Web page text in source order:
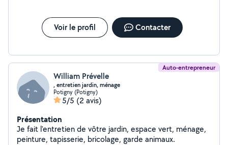
Voir le profil Contacter
Auto-entrepreneur
William Prévelle
, entretien jardin, ménage
Potigny (Potigny)
5/5 (2 avis)
Présentation
Je fait l'entretien de vôtre jardin, espace vert, ménage,
peinture, tapisserie, bricolage, garde animaux.